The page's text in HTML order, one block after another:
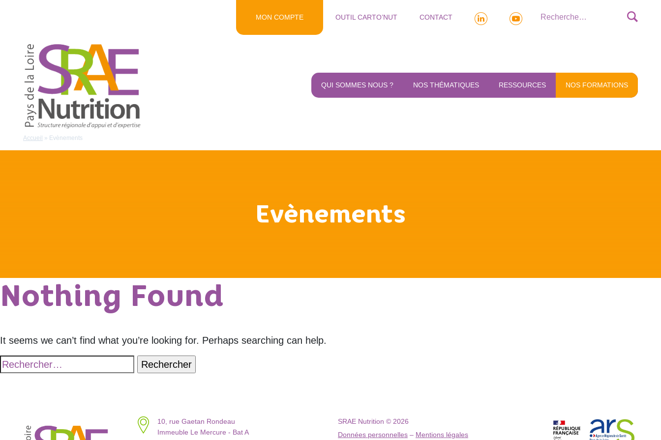
MON COMPTE OUTIL CARTO’NUT CONTACT
QUI SOMMES NOUS ? NOS THÉMATIQUES RESSOURCES NOS FORMATIONS
Accueil » Evènements
Evènements
Nothing Found
It seems we can’t find what you’re looking for. Perhaps searching can help.
Rechercher :
10, rue Gaetan Rondeau
Immeuble Le Mercure - Bat A
SRAE Nutrition © 2026
Données personnelles – Mentions légales